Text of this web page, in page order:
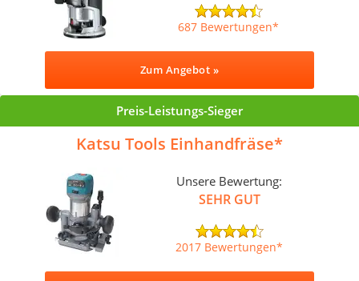
687 Bewertungen
Zum Angebot »
Preis-Leistungs-Sieger
Katsu Tools Einhandfräse
Unsere Bewertung:
SEHR GUT
2017 Bewertungen